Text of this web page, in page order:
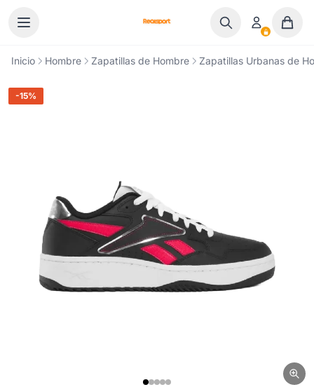
Inicio Hombre Zapatillas de Hombre Zapatillas Urbanas de
-15%